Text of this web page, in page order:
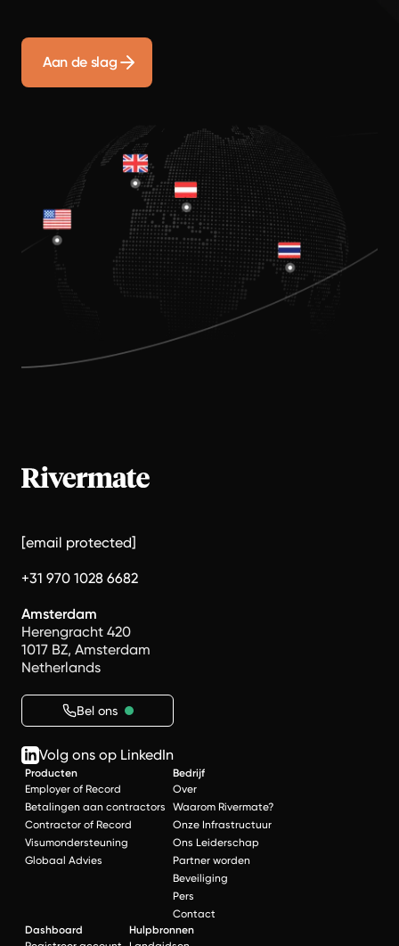
Aan de slag
[email protected]
+31 970 1028 6682
Amsterdam
Herengracht 420
1017 BZ, Amsterdam
Netherlands
Bel ons
Volg ons op LinkedIn
Producten
Employer of Record
Betalingen aan contractors
Contractor of Record
Visumondersteuning
Globaal Advies
Bedrijf
Over
Waarom Rivermate?
Onze Infrastructuur
Ons Leiderschap
Partner worden
Beveiliging
Pers
Contact
Dashboard
Hulpbronnen